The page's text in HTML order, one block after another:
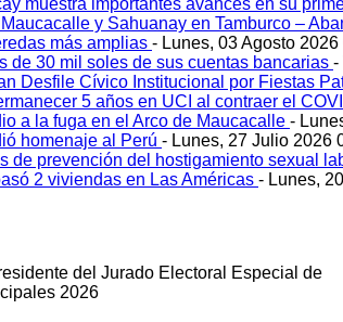
y Sahuanay en Tamburco –
más amplias - Lunes, 03 Agosto 2026
de 30 mil soles de sus cuentas bancarias -
Desfile Cívico Institucional por Fiestas
5 años en UCI al contraer el
a la fuga en el Arco de Maucacalle -
homenaje al Perú - Lunes, 27 Julio 2026
de prevención del hostigamiento sexual
2 viviendas en Las Américas - Lunes,
del Jurado Electoral Especial de
2026